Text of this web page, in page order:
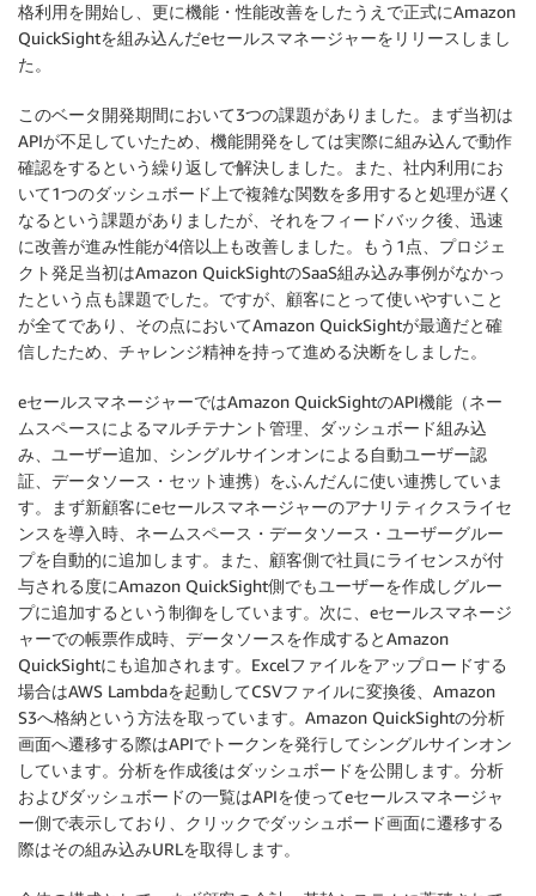
格利用を開始し、更に機能・性能改善をしたうえで正式にAmazon
QuickSightを組み込んだeセールスマネージャーをリリースしまし
た。
このベータ開発期間において3つの課題がありました。まず当初は
APIが不足していたため、機能開発をしては実際に組み込んで動作
確認をするという繰り返しで解決しました。また、社内利用にお
いて1つのダッシュボード上で複雑な関数を多用すると処理が遅く
なるという課題がありましたが、それをフィードバック後、迅速
に改善が進み性能が4倍以上も改善しました。もう1点、プロジェ
クト発足当初はAmazon QuickSightのSaaS組み込み事例がなかっ
たという点も課題でした。ですが、顧客にとって使いやすいこと
が全てであり、その点においてAmazon QuickSightが最適だと確
信したため、チャレンジ精神を持って進める決断をしました。
eセールスマネージャーではAmazon QuickSightのAPI機能（ネー
ムスペースによるマルチテナント管理、ダッシュボード組み込
み、ユーザー追加、シングルサインオンによる自動ユーザー認
証、データソース・セット連携）をふんだんに使い連携していま
す。まず新顧客にeセールスマネージャーのアナリティクスライセ
ンスを導入時、ネームスペース・データソース・ユーザーグルー
プを自動的に追加します。また、顧客側で社員にライセンスが付
与される度にAmazon QuickSight側でもユーザーを作成しグルー
プに追加するという制御をしています。次に、eセールスマネージ
ャーでの帳票作成時、データソースを作成するとAmazon
QuickSightにも追加されます。Excelファイルをアップロードする
場合はAWS Lambdaを起動してCSVファイルに変換後、Amazon
S3へ格納という方法を取っています。Amazon QuickSightの分析
画面へ遷移する際はAPIでトークンを発行してシングルサインオン
しています。分析を作成後はダッシュボードを公開します。分析
およびダッシュボードの一覧はAPIを使ってeセールスマネージャ
ー側で表示しており、クリックでダッシュボード画面に遷移する
際はその組み込みURLを取得します。